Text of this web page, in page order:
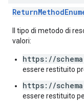
Il tipo di metodo di
valori:
https://
essere restituito
https://
essere restituito